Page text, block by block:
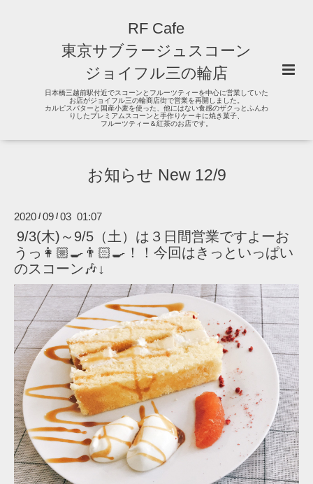
RF Cafe
東京サブラージュスコーン
ジョイフル三の輪店
日本橋三越前駅付近でスコーンとフルーツティーを中心に営業していた
お店がジョイフル三の輪商店街で営業を再開しました。
カルピスバターと国産小麦を使った、他にはない食感のザクっとふんわ
りしたプレミアムスコーンと手作りケーキに焼き菓子、
フルーツティー＆紅茶のお店です。
お知らせ New 12/9
2020 / 09 / 03 01:07
9/3(木)～9/5（土）は３日間営業ですよーお
うっ👩🏼‍🍳👨🏻‍🍳！！今回はきっといっぱい
のスコーン🎶↓